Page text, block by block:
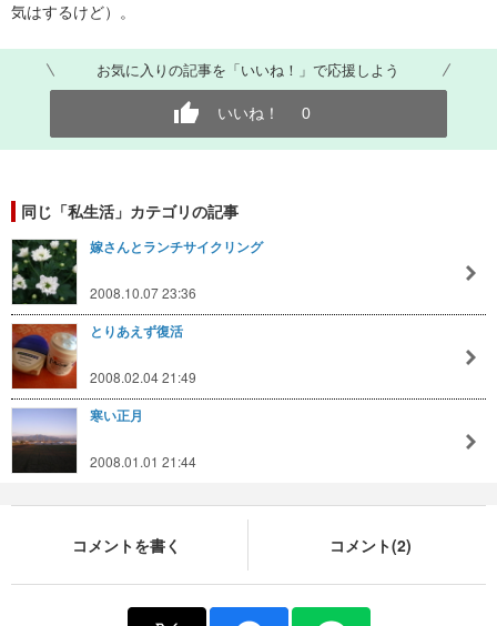
気はするけど）。
お気に入りの記事を「いいね！」で応援しよう
いいね！ 0
同じ「私生活」カテゴリの記事
嫁さんとランチサイクリング
2008.10.07 23:36
とりあえず復活
2008.02.04 21:49
寒い正月
2008.01.01 21:44
コメントを書く コメント(2)